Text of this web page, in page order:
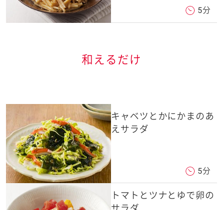
5分
和えるだけ
キャベツとかにかまのあ
えサラダ
5分
トマトとツナとゆで卵の